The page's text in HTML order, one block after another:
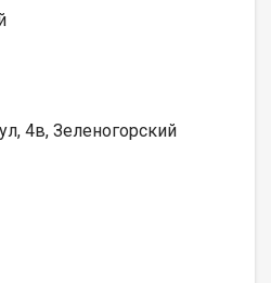
4в, Зеленогорский